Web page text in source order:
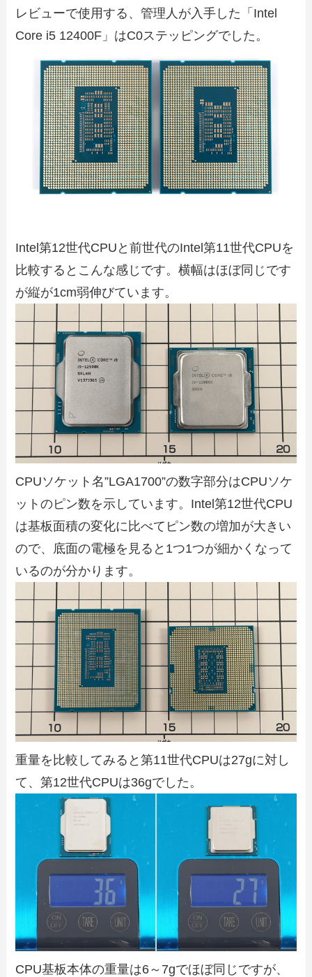
レビューで使用する、管理人が入手した「Intel
Core i5 12400F」はC0ステッピングでした。
Intel第12世代CPUと前世代のIntel第11世代CPUを
比較するとこんな感じです。横幅はほぼ同じです
が縦が1cm弱伸びています。
CPUソケット名”LGA1700”の数字部分はCPUソケ
ットのピン数を示しています。Intel第12世代CPU
は基板面積の変化に比べてピン数の増加が大きい
ので、底面の電極を見ると1つ1つが細かくなって
いるのが分かります。
重量を比較してみると第11世代CPUは27gに対し
て、第12世代CPUは36gでした。
CPU基板本体の重量は6～7gでほぼ同じですが、